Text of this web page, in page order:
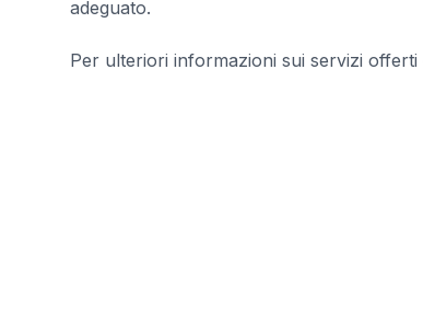
adeguato.
Per ulteriori informazioni sui servizi